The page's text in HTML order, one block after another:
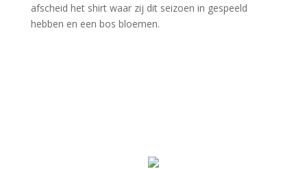
afscheid het shirt waar zij dit seizoen in gespeeld
hebben en een bos bloemen.